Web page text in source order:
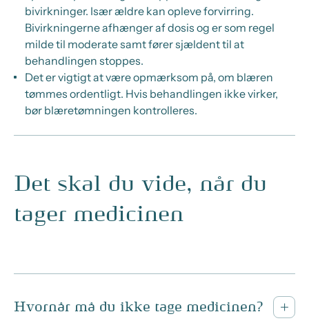
bivirkninger. Især ældre kan opleve forvirring.
Bivirkningerne afhænger af dosis og er som regel
milde til moderate samt fører sjældent til at
behandlingen stoppes.
Det er vigtigt at være opmærksom på, om blæren
tømmes ordentligt. Hvis behandlingen ikke virker,
bør blæretømningen kontrolleres.
Det skal du vide, når du
tager medicinen
Hvornår må du ikke tage medicinen?